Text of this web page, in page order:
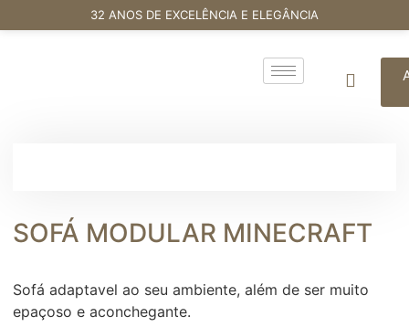
32 ANOS DE EXCELÊNCIA E ELEGÂNCIA
SOFÁ MODULAR MINECRAFT
Sofá adaptavel ao seu ambiente, além de ser muito
epaçoso e aconchegante.